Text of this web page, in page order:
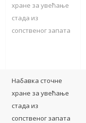
хране за увећање
стада из
сопственог запата
Набавка сточне
хране за увећање
стада из
сопственог запата